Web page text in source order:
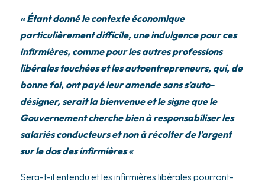
« Étant donné le contexte économique
particulièrement difficile, une indulgence pour ces
infirmières, comme pour les autres professions
libérales touchées et les autoentrepreneurs, qui, de
bonne foi, ont payé leur amende sans s’auto-
désigner, serait la bienvenue et le signe que le
Gouvernement cherche bien à responsabiliser les
salariés conducteurs et non à récolter de l’argent
sur le dos des infirmières «
Sera-t-il entendu et les infirmières libérales pourront-